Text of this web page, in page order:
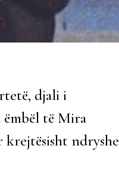
djali i
të Mira
krejtësisht ndryshe